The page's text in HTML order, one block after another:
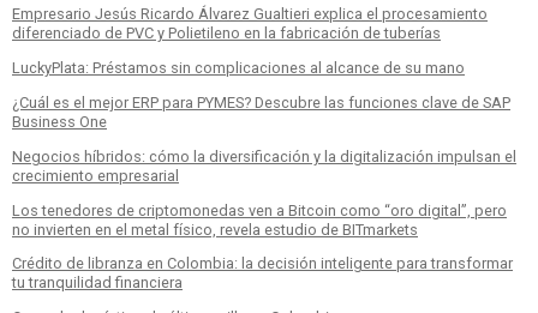
Empresario Jesús Ricardo Álvarez Gualtieri explica el procesamiento
diferenciado de PVC y Polietileno en la fabricación de tuberías
LuckyPlata: Préstamos sin complicaciones al alcance de su mano
¿Cuál es el mejor ERP para PYMES? Descubre las funciones clave de SAP
Business One
Negocios híbridos: cómo la diversificación y la digitalización impulsan el
crecimiento empresarial
Los tenedores de criptomonedas ven a Bitcoin como “oro digital”, pero
no invierten en el metal físico, revela estudio de BITmarkets
Crédito de libranza en Colombia: la decisión inteligente para transformar
tu tranquilidad financiera